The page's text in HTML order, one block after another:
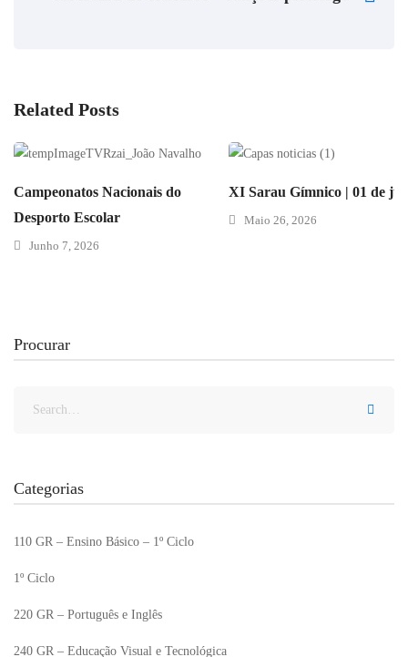
Related Posts
Campeonatos Nacionais do
Desporto Escolar
Junho 7, 2026
XI Sarau Gímnico | 01 de
Maio 26, 2026
Procurar
Categorias
110 GR – Ensino Básico – 1º Ciclo
1º Ciclo
220 GR – Português e Inglês
240 GR – Educação Visual e Tecnológica